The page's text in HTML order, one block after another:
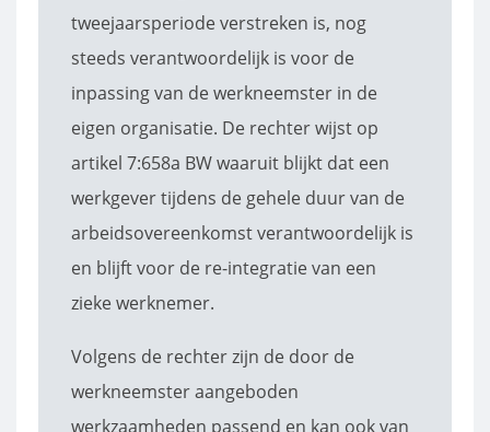
tweejaarsperiode verstreken is, nog
steeds verantwoordelijk is voor de
inpassing van de werkneemster in de
eigen organisatie. De rechter wijst op
artikel 7:658a BW waaruit blijkt dat een
werkgever tijdens de gehele duur van de
arbeidsovereenkomst verantwoordelijk is
en blijft voor de re-integratie van een
zieke werknemer.
Volgens de rechter zijn de door de
werkneemster aangeboden
werkzaamheden passend en kan ook van